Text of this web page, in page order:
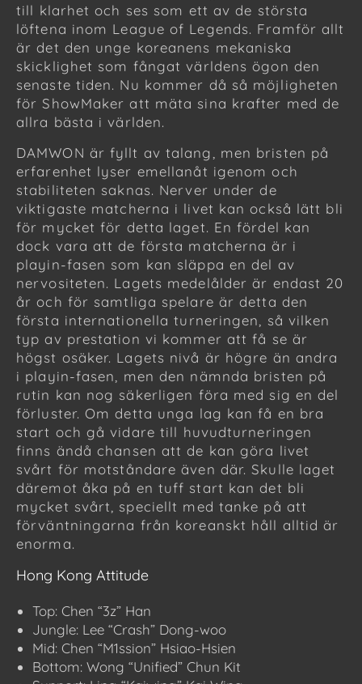
till klarhet och ses som ett av de största
löftena inom League of Legends. Framför allt
är det den unge koreanens mekaniska
skicklighet som fångat världens ögon den
senaste tiden. Nu kommer då så möjligheten
för ShowMaker att mäta sina krafter med de
allra bästa i världen.
DAMWON är fyllt av talang, men bristen på
erfarenhet lyser emellanåt igenom och
stabiliteten saknas. Nerver under de
viktigaste matcherna i livet kan också lätt bli
för mycket för detta laget. En fördel kan
dock vara att de första matcherna är i
playin-fasen som kan släppa en del av
nervositeten. Lagets medelålder är endast 20
år och för samtliga spelare är detta den
första internationella turneringen, så vilken
typ av prestation vi kommer att få se är
högst osäker. Lagets nivå är högre än andra
i playin-fasen, men den nämnda bristen på
rutin kan nog säkerligen föra med sig en del
förluster. Om detta unga lag kan få en bra
start och gå vidare till huvudturneringen
finns ändå chansen att de kan göra livet
svårt för motståndare även där. Skulle laget
däremot åka på en tuff start kan det bli
mycket svårt, speciellt med tanke på att
förväntningarna från koreanskt håll alltid är
enorma.
Hong Kong Attitude
Top: Chen “3z” Han
Jungle: Lee “Crash” Dong-woo
Mid: Chen “M1ssion” Hsiao-Hsien
Bottom: Wong “Unified” Chun Kit